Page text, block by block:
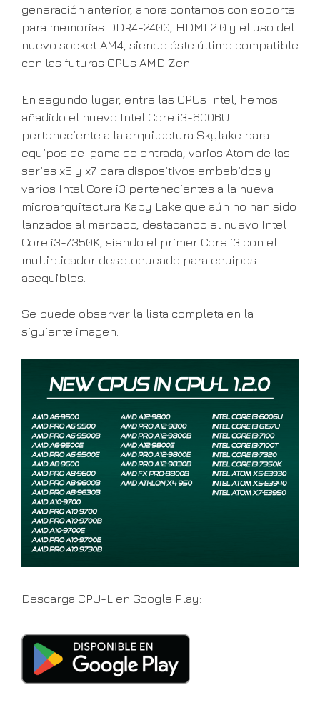
generación anterior, ahora contamos con soporte
para memorias DDR4-2400, HDMI 2.0 y el uso del
nuevo socket AM4, siendo éste último compatible
con las futuras CPUs AMD Zen.
En segundo lugar, entre las CPUs Intel, hemos
añadido el nuevo Intel Core i3-6006U
perteneciente a la arquitectura Skylake para
equipos de gama de entrada, varios Atom de las
series x5 y x7 para dispositivos embebidos y
varios Intel Core i3 pertenecientes a la nueva
microarquitectura Kaby Lake que aún no han sido
lanzados al mercado, destacando el nuevo Intel
Core i3-7350K, siendo el primer Core i3 con el
multiplicador desbloqueado para equipos
asequibles.
Se puede observar la lista completa en la
siguiente imagen:
Descarga CPU-L en Google Play: